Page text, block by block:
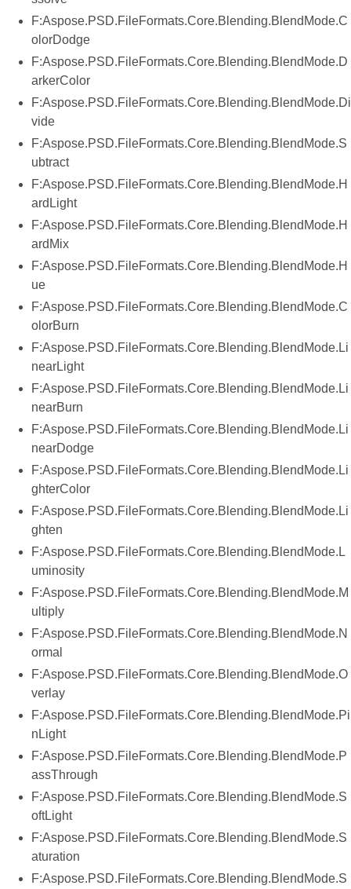
F:Aspose.PSD.FileFormats.Core.Blending.BlendMode.C
olorDodge
F:Aspose.PSD.FileFormats.Core.Blending.BlendMode.D
arkerColor
F:Aspose.PSD.FileFormats.Core.Blending.BlendMode.Di
vide
F:Aspose.PSD.FileFormats.Core.Blending.BlendMode.S
ubtract
F:Aspose.PSD.FileFormats.Core.Blending.BlendMode.H
ardLight
F:Aspose.PSD.FileFormats.Core.Blending.BlendMode.H
ardMix
F:Aspose.PSD.FileFormats.Core.Blending.BlendMode.H
ue
F:Aspose.PSD.FileFormats.Core.Blending.BlendMode.C
olorBurn
F:Aspose.PSD.FileFormats.Core.Blending.BlendMode.Li
nearLight
F:Aspose.PSD.FileFormats.Core.Blending.BlendMode.Li
nearBurn
F:Aspose.PSD.FileFormats.Core.Blending.BlendMode.Li
nearDodge
F:Aspose.PSD.FileFormats.Core.Blending.BlendMode.Li
ghterColor
F:Aspose.PSD.FileFormats.Core.Blending.BlendMode.Li
ghten
F:Aspose.PSD.FileFormats.Core.Blending.BlendMode.L
uminosity
F:Aspose.PSD.FileFormats.Core.Blending.BlendMode.M
ultiply
F:Aspose.PSD.FileFormats.Core.Blending.BlendMode.N
ormal
F:Aspose.PSD.FileFormats.Core.Blending.BlendMode.O
verlay
F:Aspose.PSD.FileFormats.Core.Blending.BlendMode.Pi
nLight
F:Aspose.PSD.FileFormats.Core.Blending.BlendMode.P
assThrough
F:Aspose.PSD.FileFormats.Core.Blending.BlendMode.S
oftLight
F:Aspose.PSD.FileFormats.Core.Blending.BlendMode.S
aturation
F:Aspose.PSD.FileFormats.Core.Blending.BlendMode.S